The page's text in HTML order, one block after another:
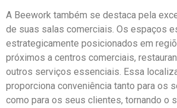
A Beework também se destaca pela
de suas salas comerciais. Os espaços
estrategicamente posicionados em
próximos a centros comerciais,
outros serviços essenciais. Essa
proporciona conveniência tanto para os
como para os seus clientes, tornando o